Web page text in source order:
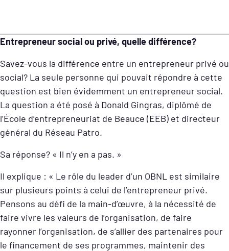
Entrepreneur social ou privé, quelle différence?
Savez-vous la différence entre un entrepreneur privé ou
social? La seule personne qui pouvait répondre à cette
question est bien évidemment un entrepreneur social.
La question a été posé à Donald Gingras, diplômé de
l’École d’entrepreneuriat de Beauce (EEB) et directeur
général du Réseau Patro.
Sa réponse? « Il n’y en a pas. »
Il explique : « Le rôle du leader d’un OBNL est similaire
sur plusieurs points à celui de l’entrepreneur privé.
Pensons au défi de la main-d’œuvre, à la nécessité de
faire vivre les valeurs de l’organisation, de faire
rayonner l’organisation, de s’allier des partenaires pour
le financement de ses programmes, maintenir des